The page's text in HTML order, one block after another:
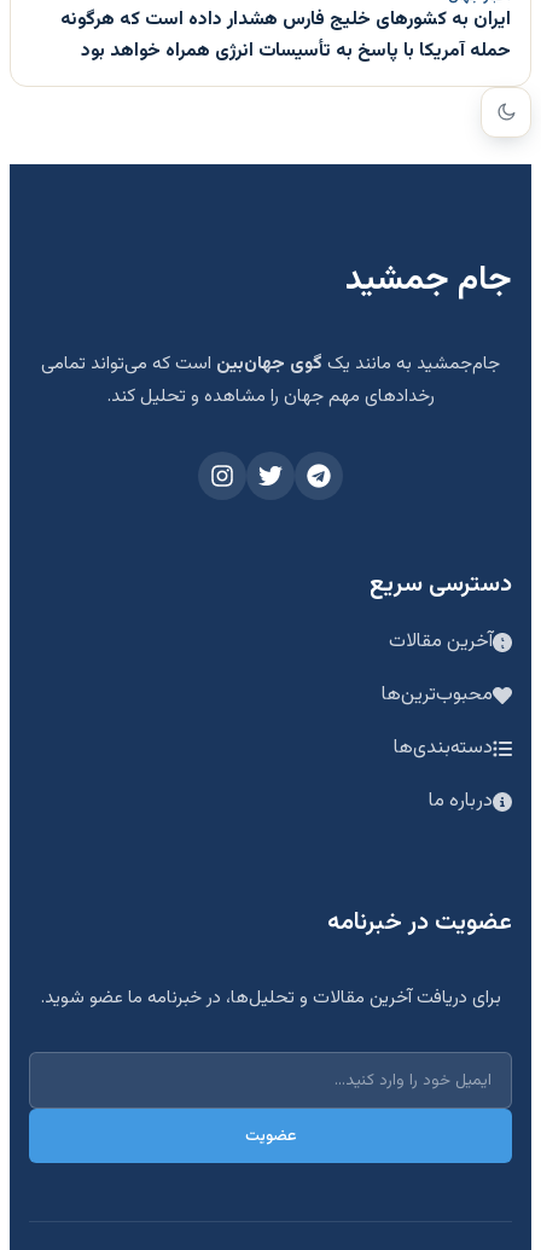
ایران به کشورهای خلیج فارس هشدار داده است که هرگونه
حمله آمریکا با پاسخ به تأسیسات انرژی همراه خواهد بود
جام جمشید
جام‌جمشید به مانند یک گوی جهان‌بین است که می‌تواند تمامی
رخدادهای مهم جهان را مشاهده و تحلیل کند.
دسترسی سریع
آخرین مقالات
محبوب‌ترین‌ها
دسته‌بندی‌ها
درباره ما
عضویت در خبرنامه
برای دریافت آخرین مقالات و تحلیل‌ها، در خبرنامه ما عضو شوید.
عضویت